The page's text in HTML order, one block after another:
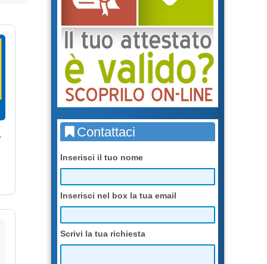
Contattaci
Inserisci il tuo nome
Inserisci nel box la tua email
Scrivi la tua richiesta